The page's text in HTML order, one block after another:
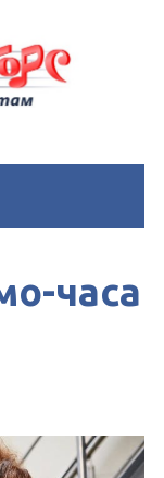
часа